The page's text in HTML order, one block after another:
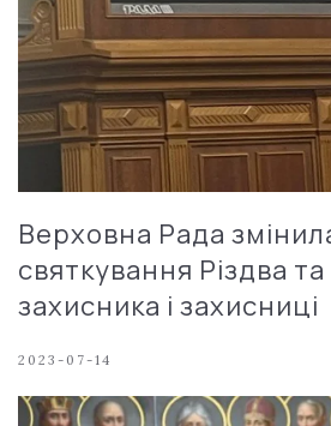
Верховна Рада
святкування Різдва
захисника і захисниці
2023-07-14